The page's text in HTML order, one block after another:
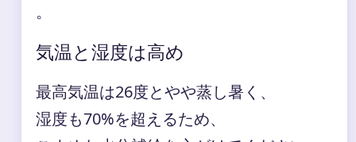
。
気温と湿度は高め
最高気温は26度とやや蒸し暑く、
湿度も70%を超えるため、